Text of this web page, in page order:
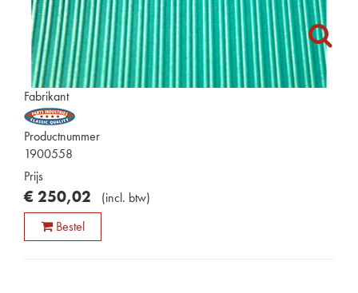
Fabrikant
Productnummer
1900558
Prijs
€ 250,02 (incl. btw)
Bestel